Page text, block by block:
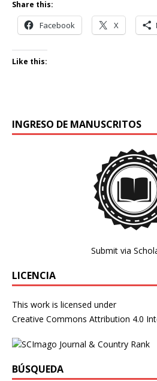
Share this:
Facebook X
Like this:
INGRESO DE MANUSCRITOS
Submit via
LICENCIA
This work is licensed under
Creative Commons Attribution 4.0
BÚSQUEDA